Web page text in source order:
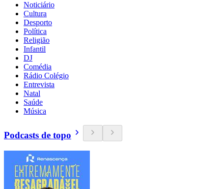
Noticiário
Cultura
Desporto
Política
Religião
Infantil
DJ
Comédia
Rádio Colégio
Entrevista
Natal
Saúde
Música
Podcasts de topo